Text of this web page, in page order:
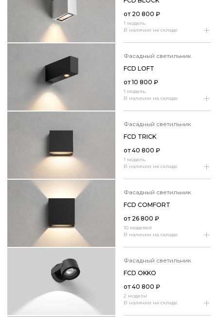
1 модель
В наличии на складе
от 20 800 ₽
фасадный светильник
1 модель
В наличии на складе
FCD LOFT
от10 800 ₽
фасадный светильник
1 модель
В наличии на складе
FCD TRICK
от40 800 ₽
фасадный светильник
10 моделей
В наличии на складе
FCD COMFORT
от 26 800 ₽
фасадный светильник
2 модели
В наличии на складе
FCD OKKO
от40 800 ₽